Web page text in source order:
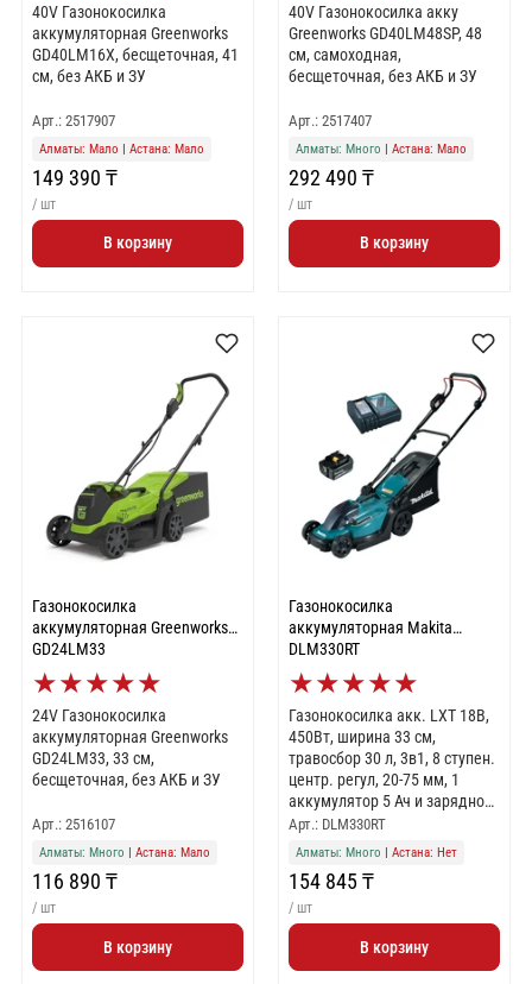
40V Газонокосилка
аккумуляторная Greenworks
GD40LM16X, бесщеточная, 41
см, без АКБ и ЗУ
Арт.: 2517907
Алматы: Мало | Астана: Мало
149 390 ₸
/ шт
В корзину
40V Газонокосилка акку
Greenworks GD40LM48SP, 48
см, самоходная,
бесщеточная, без АКБ и ЗУ
Арт.: 2517407
Алматы: Много | Астана: Мало
292 490 ₸
/ шт
В корзину
Газонокосилка
аккумуляторная Greenworks
GD24LM33
★★★★★
24V Газонокосилка
аккумуляторная Greenworks
GD24LM33, 33 см,
бесщеточная, без АКБ и ЗУ
Арт.: 2516107
Алматы: Много Астана: Мало
116 890 ₸
/ шт
В корзину
Газонокосилка
аккумуляторная Makita
DLM330RT
★★★★★
Газонокосилка акк. LXT 18В,
450Вт, ширина 33 см,
травосбор 30 л, 3в1, 8 ступен.
центр. регул, 20-75 мм, 1
аккумулятор 5 Ач и зарядное
устройство (BL1850B,
DC18RC), XPT
Арт.: DLM330RT
Алматы: Много Астана: Нет
154 845 ₸
/ шт
В корзину